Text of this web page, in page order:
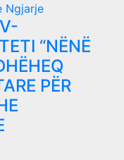
Ngjarje
“NËNË
PËR